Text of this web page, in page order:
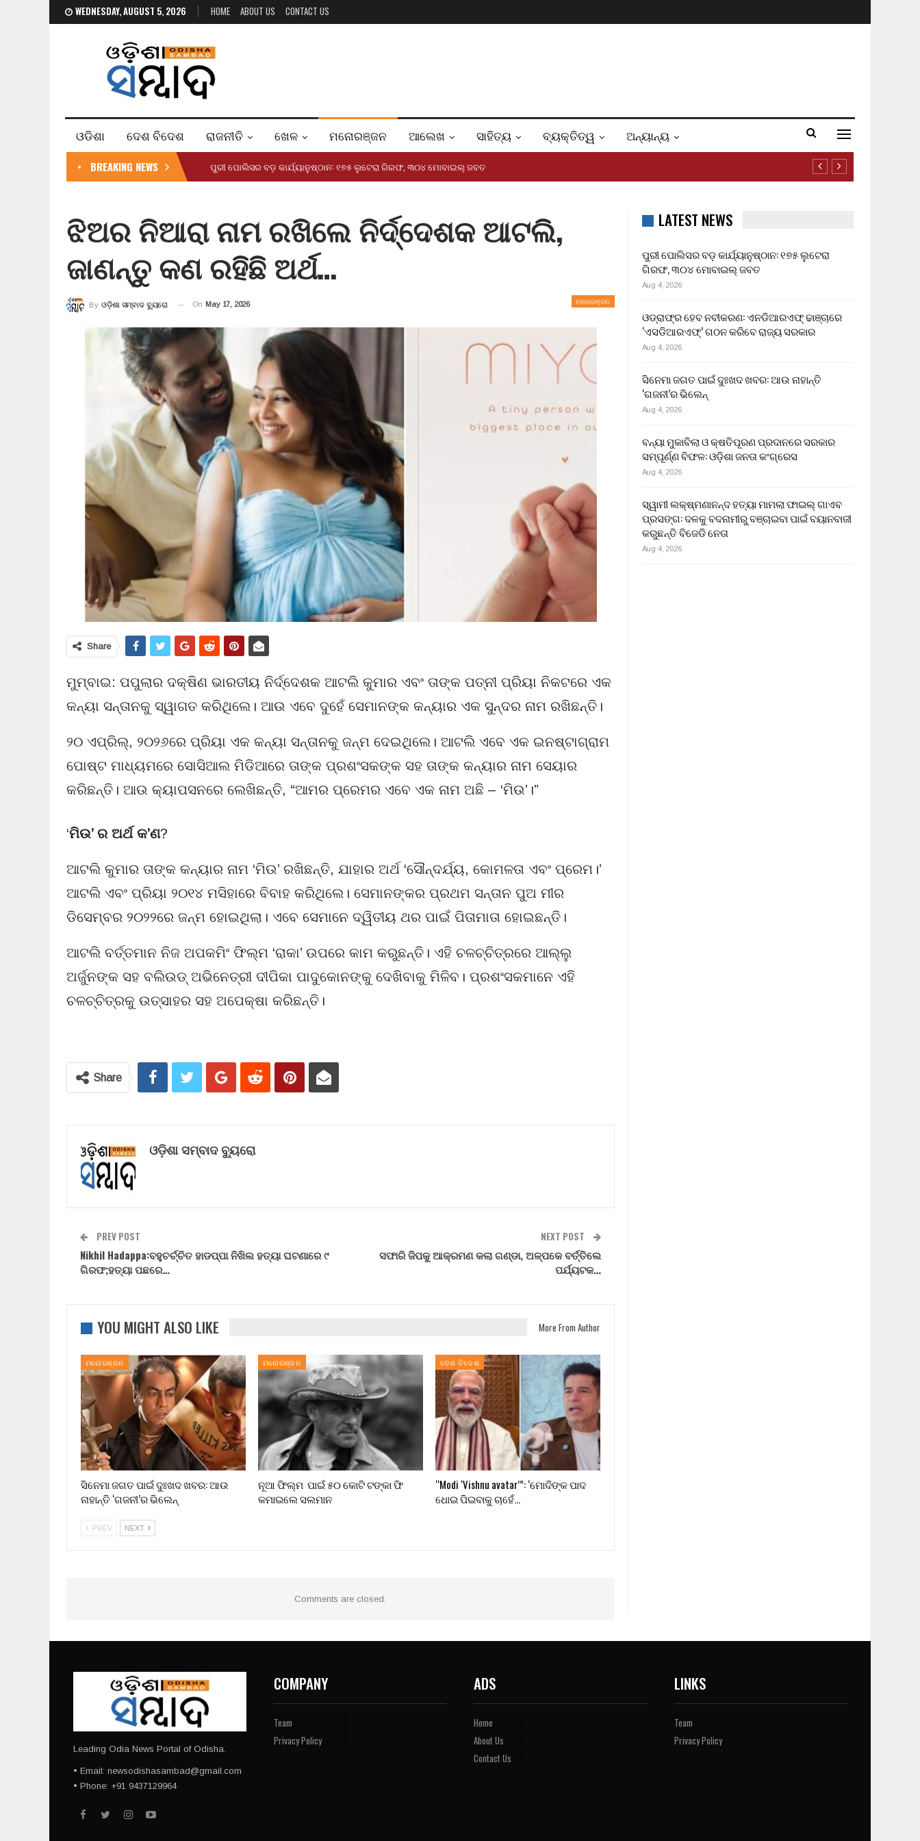
WEDNESDAY, AUGUST 5, 2026 HOME ABOUT US CONTACT US
ଓଡିଶା ଦେଶ ବିଦେଶ ରାଜନୀତି ଖେଳ ମନୋରଞ୍ଜନ ଆଲେଖ ସାହିତ୍ୟ ବ୍ୟକ୍ତିତ୍ୱ ଅନ୍ୟାନ୍ୟ
BREAKING NEWS ପୁରୀ ପୋଲିସର ବଡ଼ କାର୍ଯ୍ୟାନୁଷ୍ଠାନ: ୧୭୫ ଲୁଟେରା ଗିରଫ, ୩୦୪ ମୋବାଇଲ୍ ଜବତ
ଝିଅର ନିଆରା ନାମ ରଖିଲେ ନିର୍ଦ୍ଦେଶକ ଆଟଲି,
ଜାଣନ୍ତୁ କଣ ରହିଛି ଅର୍ଥ…
ମନୋରଞ୍ଜନ
By ଓଡ଼ିଶା ସମ୍ବାଦ ବ୍ୟୁରୋ On May 17, 2026
Share
ମୁମ୍ବାଇ: ପପୁଲାର ଦକ୍ଷିଣ ଭାରତୀୟ ନିର୍ଦ୍ଦେଶକ ଆଟଲି କୁମାର ଏବଂ ତାଙ୍କ ପତ୍ନୀ ପ୍ରିୟା ନିକଟରେ ଏକ
କନ୍ୟା ସନ୍ତାନକୁ ସ୍ୱାଗତ କରିଥିଲେ। ଆଉ ଏବେ ଦୁହେଁ ସେମାନଙ୍କ କନ୍ୟାର ଏକ ସୁନ୍ଦର ନାମ ରଖିଛନ୍ତି।
୨୦ ଏପ୍ରିଲ୍, ୨୦୨୬ରେ ପ୍ରିୟା ଏକ କନ୍ୟା ସନ୍ତାନକୁ ଜନ୍ମ ଦେଇଥିଲେ। ଆଟଲି ଏବେ ଏକ ଇନଷ୍ଟାଗ୍ରାମ
ପୋଷ୍ଟ ମାଧ୍ୟମରେ ସୋସିଆଲ ମିଡିଆରେ ତାଙ୍କ ପ୍ରଶଂସକଙ୍କ ସହ ତାଙ୍କ କନ୍ୟାର ନାମ ସେୟାର
କରିଛନ୍ତି। ଆଉ କ୍ୟାପସନରେ ଲେଖିଛନ୍ତି, “ଆମର ପ୍ରେମର ଏବେ ଏକ ନାମ ଅଛି – ‘ମିଉ’।”
‘ମିଉ’ ର ଅର୍ଥ କ’ଣ?
ଆଟଲି କୁମାର ତାଙ୍କ କନ୍ୟାର ନାମ ‘ମିଉ’ ରଖିଛନ୍ତି, ଯାହାର ଅର୍ଥ ‘ସୌନ୍ଦର୍ଯ୍ୟ, କୋମଳତା ଏବଂ ପ୍ରେମ।’
ଆଟଲି ଏବଂ ପ୍ରିୟା ୨୦୧୪ ମସିହାରେ ବିବାହ କରିଥିଲେ। ସେମାନଙ୍କର ପ୍ରଥମ ସନ୍ତାନ ପୁଅ ମୀର
ଡିସେମ୍ବର ୨୦୨୨ରେ ଜନ୍ମ ହୋଇଥିଲା। ଏବେ ସେମାନେ ଦ୍ୱିତୀୟ ଥର ପାଇଁ ପିତାମାତା ହୋଇଛନ୍ତି।
ଆଟଲି ବର୍ତ୍ତମାନ ନିଜ ଅପକମିଂ ଫିଲ୍ମ ‘ରାକା’ ଉପରେ କାମ କରୁଛନ୍ତି। ଏହି ଚଳଚ୍ଚିତ୍ରରେ ଆଲ୍ଲୁ
ଅର୍ଜୁନଙ୍କ ସହ ବଲିଉଡ୍ ଅଭିନେତ୍ରୀ ଦୀପିକା ପାଦୁକୋନଙ୍କୁ ଦେଖିବାକୁ ମିଳିବ। ପ୍ରଶଂସକମାନେ ଏହି
ଚଳଚ୍ଚିତ୍ରକୁ ଉତ୍ସାହର ସହ ଅପେକ୍ଷା କରିଛନ୍ତି।
Share
ଓଡ଼ିଶା ସମ୍ବାଦ ବ୍ୟୁରୋ
PREV POST
Nikhil Hadappa:ବହୁଚର୍ଚ୍ଚିତ ହାଡପ୍ପା ନିଖିଲ ହତ୍ୟା ଘଟଣାରେ ୯
ଗିରଫ;ହତ୍ୟା ପଛରେ…
NEXT POST
ସଫାରି ଜିପକୁ ଆକ୍ରମଣ କଲା ଗଣ୍ଡା, ଅଳ୍ପକେ ବର୍ତ୍ତିଲେ
ପର୍ଯ୍ୟଟକ…
YOU MIGHT ALSO LIKE More From Author
ମନୋରଞ୍ଜନ
ସିନେମା ଜଗତ ପାଇଁ ଦୁଃଖଦ ଖବର: ଆଉ
ନାହାନ୍ତି ‘ଗଜନୀ’ର ଭିଲେନ୍
ମନୋରଞ୍ଜନ
ନୂଆ ଫିଲ୍ମ ପାଇଁ ୫୦ କୋଟି ଟଙ୍କା ଫି
କମାଇଲେ ସଲମାନ
ଦେଶ ବିଦେଶ
“Modi ‘Vishnu avatar’”: ‘ମୋଦିଙ୍କ ପାଦ
ଧୋଇ ପିଇବାକୁ ଚାହେଁ…
PREV NEXT
Comments are closed.
LATEST NEWS
ପୁରୀ ପୋଲିସର ବଡ଼ କାର୍ଯ୍ୟାନୁଷ୍ଠାନ: ୧୭୫ ଲୁଟେରା
ଗିରଫ, ୩୦୪ ମୋବାଇଲ୍ ଜବତ
Aug 4, 2026
ଓଡ୍ରାଫ୍‌ର ହେବ ନବୀକରଣ: ଏନଡିଆରଏଫ୍ ଢାଞ୍ଚାରେ
‘ଏସଡିଆରଏଫ୍’ ଗଠନ କରିବେ ରାଜ୍ୟ ସରକାର
Aug 4, 2026
ସିନେମା ଜଗତ ପାଇଁ ଦୁଃଖଦ ଖବର: ଆଉ ନାହାନ୍ତି
‘ଗଜନୀ’ର ଭିଲେନ୍
Aug 4, 2026
ବନ୍ୟା ମୁକାବିଲା ଓ କ୍ଷତିପୂରଣ ପ୍ରଦାନରେ ସରକାର
ସମ୍ପୂର୍ଣ୍ଣ ବିଫଳ: ଓଡ଼ିଶା ଜନତା କଂଗ୍ରେସ
Aug 4, 2026
ସ୍ୱାମୀ ଲକ୍ଷ୍ମଣାନନ୍ଦ ହତ୍ୟା ମାମଲା ଫାଇଲ୍ ଗାଏବ
ପ୍ରସଙ୍ଗ: ଦଳକୁ ବଦନାମୀରୁ ବଞ୍ଚାଇବା ପାଇଁ ବୟାନବାଜୀ
କରୁଛନ୍ତି ବିଜେଡି ନେତା
Aug 4, 2026
Leading Odia News Portal of Odisha.
• Email: newsodishasambad@gmail.com
• Phone: +91 9437129964
COMPANY
Team
Privacy Policy
ADS
Home
About Us
Contact Us
LINKS
Team
Privacy Policy